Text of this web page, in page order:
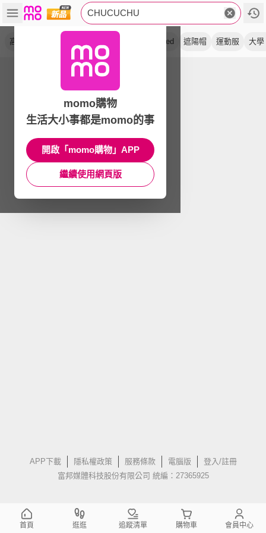
CHUCUCHU
高爾夫 pleated 遮陽帽 運動服 大學
APP下載 隱私權政策 服務條款 電腦版
登入/註冊
富邦媒體科技股份有限公司 統編：27365925
momo購物
生活大小事都是momo的事
開啟「momo購物」APP
繼續使用網頁版
首頁 逛逛 追蹤清單 購物車 會員中心